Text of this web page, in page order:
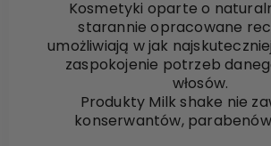
Kosmetyki oparte o
starannie opracowane
umożliwiają w jak
zaspokojenie potrzeb
włosów.
Produkty Milk shake nie
konserwantów, parabenów